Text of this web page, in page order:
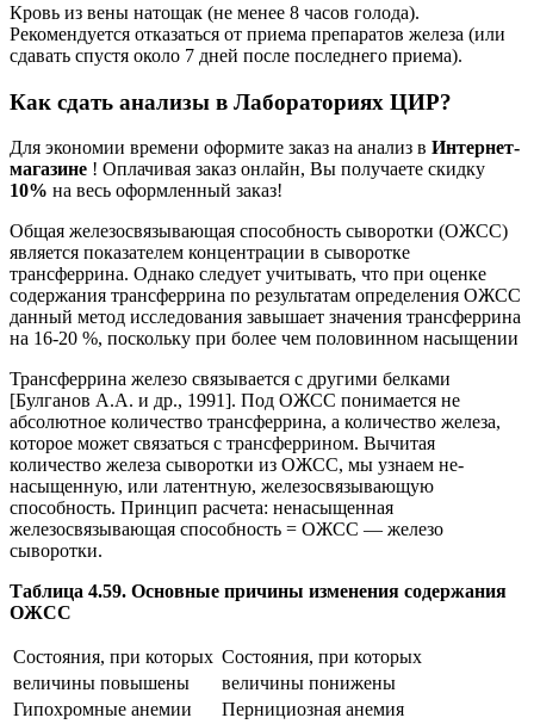
Кровь из вены натощак (не менее 8 часов голода).
Рекомендуется отказаться от приема препаратов железа (или
сдавать спустя около 7 дней после последнего приема).
Как сдать анализы в Лабораториях ЦИР?
Для экономии времени оформите заказ на анализ в Интернет-
магазине ! Оплачивая заказ онлайн, Вы получаете скидку
10% на весь оформленный заказ!
Общая железосвязывающая способность сыворотки (ОЖСС)
является показателем кон­центрации в сыворотке
трансферрина. Однако следует учитывать, что при оценке
содержа­ния трансферрина по результатам определения ОЖСС
данный метод исследования завышает значения трансферрина
на 16-20 %, поскольку при более чем половинном насыщении
Трансферрина железо связывается с другими белками
[Булганов А.А. и др., 1991]. Под ОЖСС понимается не
абсолютное количество трансферрина, а количество железа,
которое может связаться с трансферрином. Вычитая
количество железа сыворотки из ОЖСС, мы узнаем не­
насыщенную, или латентную, железосвязывающую
способность. Принцип расчета: ненасыщенная
железосвязывающая способность = ОЖСС — железо
сыворотки.
Таблица 4.59. Основные причины изменения содержания
ОЖСС
Состояния, при которых Состояния, при которых
величины повышены
величины понижены
Гипохромные анемии
Пернициозная анемия